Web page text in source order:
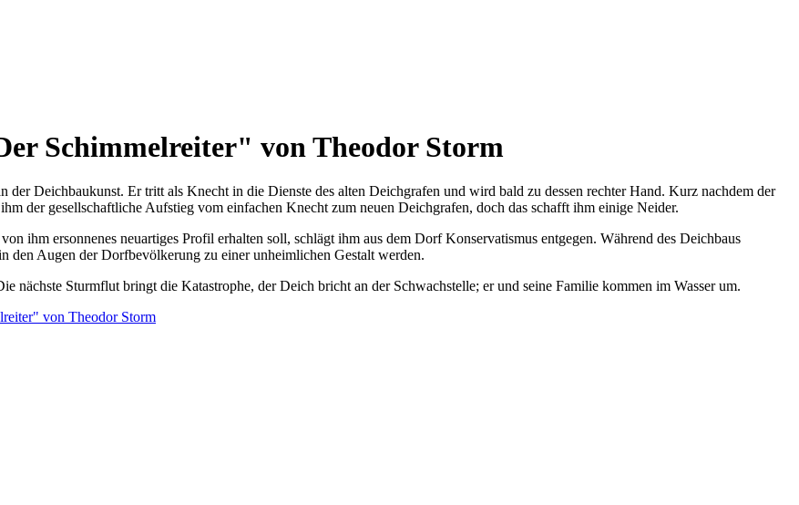
Schimmelreiter" von Theodor Storm
der Deichbaukunst. Er tritt als Knecht in die Dienste des alten Deichgrafen und wird bald zu dessen rechter Hand. Kurz nachdem der
der gesellschaftliche Aufstieg vom einfachen Knecht zum neuen Deichgrafen, doch das schafft ihm einige Neider.
ihm ersonnenes neuartiges Profil erhalten soll, schlägt ihm aus dem Dorf Konservatismus entgegen. Während des Deichbaus
den Augen der Dorfbevölkerung zu einer unheimlichen Gestalt werden.
nächste Sturmflut bringt die Katastrophe, der Deich bricht an der Schwachstelle; er und seine Familie kommen im Wasser um.
von Theodor Storm